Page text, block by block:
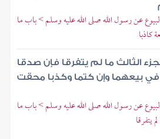
عن رسول الله صلى الله عليه وسلم > باب ما
الثالث ما لم يتفرقا فإن صدقا
في بيعهما وإن كتما وكذبا محقت
عن رسول الله صلى الله عليه وسلم > باب ما
يتفرقا